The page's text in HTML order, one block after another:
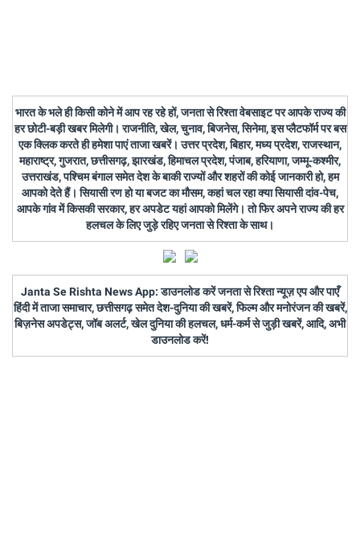
भारत के भले ही किसी कोने में आप रह रहे हों, जनता से रिश्ता वेबसाइट पर आपके राज्य की
हर छोटी-बड़ी खबर मिलेगी। राजनीति, खेल, चुनाव, बिजनेस, सिनेमा, इस प्लैटफॉर्म पर बस
एक क्लिक करते ही हमेशा पाएं ताजा खबरें। उत्तर प्रदेश, बिहार, मध्य प्रदेश, राजस्थान,
महाराष्ट्र, गुजरात, छत्तीसगढ़, झारखंड, हिमाचल प्रदेश, पंजाब, हरियाणा, जम्मू-कश्मीर,
उत्तराखंड, पश्चिम बंगाल समेत देश के बाकी राज्यों और शहरों की कोई जानकारी हो, हम
आपको देते हैं। सियासी रण हो या बजट का मौसम, कहां चल रहा क्या सियासी दांव-पेच,
आपके गांव में किसकी सरकार, हर अपडेट यहां आपको मिलेंगे। तो फिर अपने राज्य की हर
हलचल के लिए जुड़े रहिए जनता से रिश्ता के साथ।
Janta Se Rishta News App: डाउनलोड करें जनता से रिश्ता न्यूज़ एप और पाएँ
हिंदी में ताजा समाचार, छत्तीसगढ़ समेत देश-दुनिया की खबरें, फिल्म और मनोरंजन की खबरें,
बिज़नेस अपडेट्स, जॉब अलर्ट, खेल दुनिया की हलचल, धर्म-कर्म से जुड़ी खबरें, आदि, अभी
डाउनलोड करें!